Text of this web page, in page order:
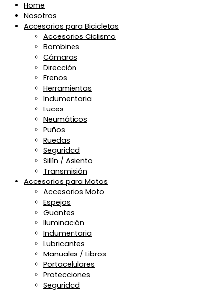
Home
Nosotros
Accesorios para Bicicletas
Accesorios Ciclismo
Bombines
Cámaras
Dirección
Frenos
Herramientas
Indumentaria
Luces
Neumáticos
Puños
Ruedas
Seguridad
Sillín / Asiento
Transmisión
Accesorios para Motos
Accesorios Moto
Espejos
Guantes
Iluminación
Indumentaria
Lubricantes
Manuales / Libros
Portacelulares
Protecciones
Seguridad